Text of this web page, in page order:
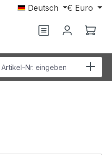
Deutsch € Euro
Du hast 0
Artikel-Nr. eingeben